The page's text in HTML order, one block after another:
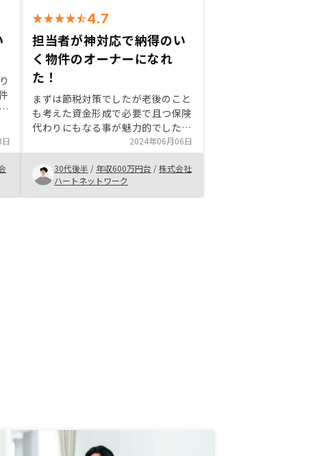
4.7
担当者が神対応で納得のい
く物件のオーナーになれ
た！
まずは節税対策でしたが老後のこと
も考えた資金形成で必要で且つ保険
代わりにもなる事が魅力的でした。
担当者の方もとても迅速で親身にな
って対応してくれて決断までに時間
を要してしまう状況でしたが 粘り
強くご対応いただいたおかげで購入
する事が出来ました。ありがとうご
2024年06月06日
30代後半 / 年収600万円台 /株式会社
ハートネットワーク